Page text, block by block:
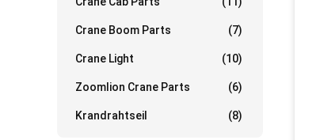
Crane Boom Parts (7)
Crane Light (10)
Zoomlion Crane Parts (6)
Krandrahtseil (8)